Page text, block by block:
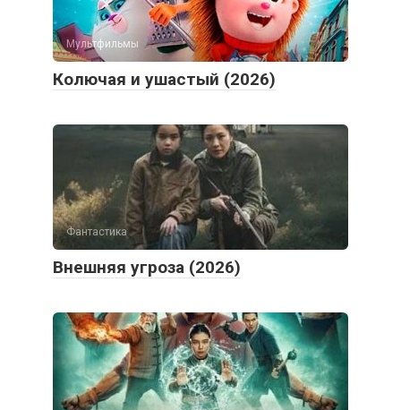
Мультфильмы
Колючая и ушастый (2026)
Фантастика
Внешняя угроза (2026)